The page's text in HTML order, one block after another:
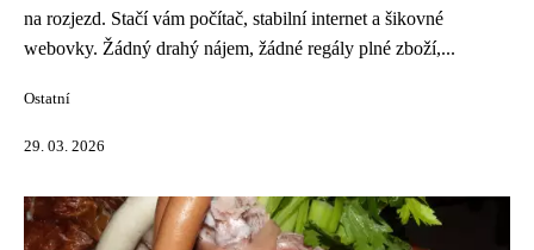
na rozjezd. Stačí vám počítač, stabilní internet a šikovné
webovky. Žádný drahý nájem, žádné regály plné zboží,...
Ostatní
29. 03. 2026